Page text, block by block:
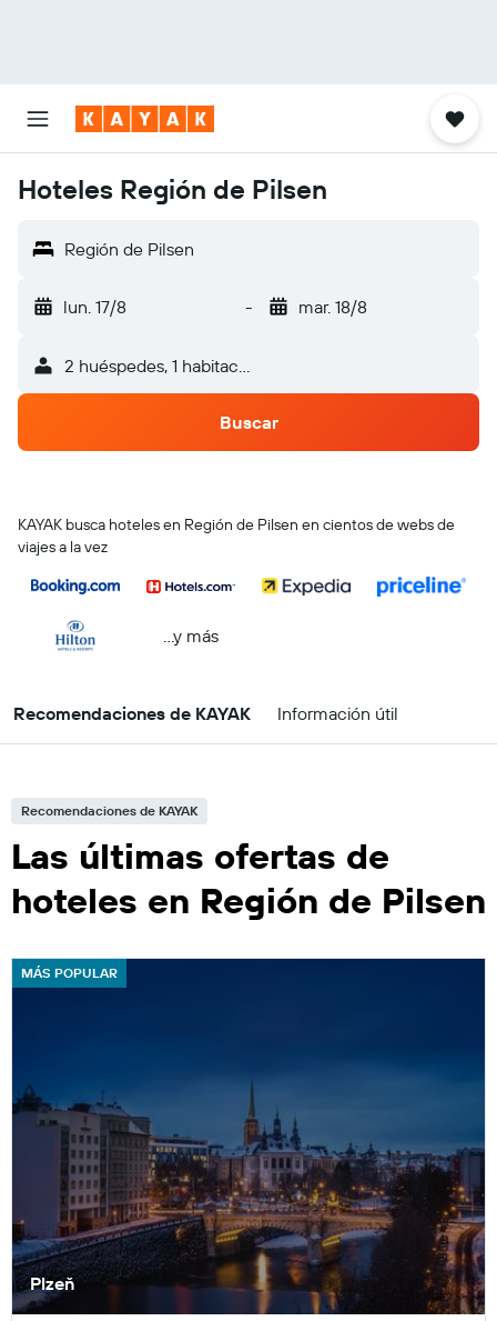
Hoteles Región de Pilsen
Región de Pilsen
lun. 17/8 - mar. 18/8
2 huéspedes, 1 habitación
Buscar
KAYAK busca hoteles en Región de Pilsen en cientos de webs de
viajes a la vez
...y más
Recomendaciones de KAYAK Información útil
Recomendaciones de KAYAK
Las últimas ofertas de
hoteles en Región de Pilsen
MÁS POPULAR
Plzeň